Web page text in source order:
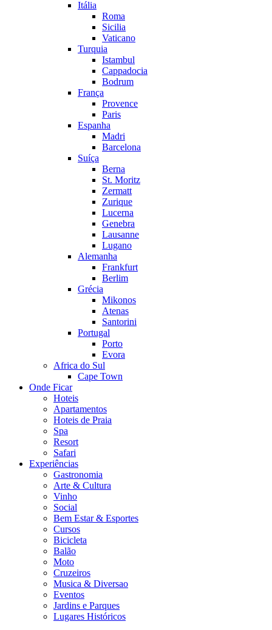
Itália
Roma
Sicilia
Vaticano
Turquia
Istambul
Cappadocia
Bodrum
França
Provence
Paris
Espanha
Madri
Barcelona
Suíça
Berna
St. Moritz
Zermatt
Zurique
Lucerna
Genebra
Lausanne
Lugano
Alemanha
Frankfurt
Berlim
Grécia
Mikonos
Atenas
Santorini
Portugal
Porto
Evora
Africa do Sul
Cape Town
Onde Ficar
Hoteis
Apartamentos
Hoteis de Praia
Spa
Resort
Safari
Experiências
Gastronomia
Arte & Cultura
Vinho
Social
Bem Estar & Esportes
Cursos
Bicicleta
Balão
Moto
Cruzeiros
Musica & Diversao
Eventos
Jardins e Parques
Lugares Históricos